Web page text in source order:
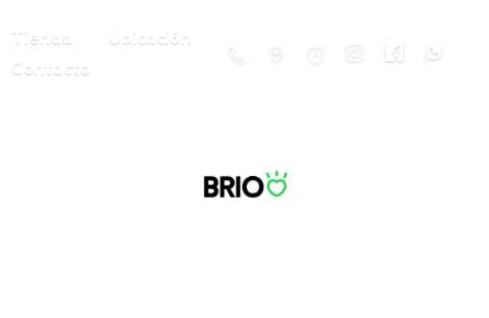
Tienda
Ubicación
Contacto